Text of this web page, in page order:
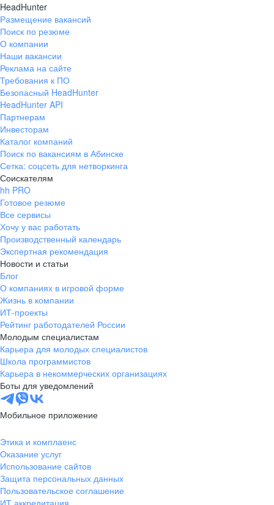
HeadHunter
Размещение вакансий
Поиск по резюме
О компании
Наши вакансии
Реклама на сайте
Требования к ПО
Безопасный HeadHunter
HeadHunter API
Партнерам
Инвесторам
Каталог компаний
Поиск по вакансиям в Абинске
Сетка: соцсеть для нетворкинга
Соискателям
hh PRO
Готовое резюме
Все сервисы
Хочу у вас работать
Производственный календарь
Экспертная рекомендация
Новости и статьи
Блог
О компаниях в игровой форме
Жизнь в компании
ИТ-проекты
Рейтинг работодателей России
Молодым специалистам
Карьера для молодых специалистов
Школа программистов
Карьера в некоммерческих организациях
Боты для уведомлений
Мобильное приложение
Этика и комплаенс
Оказание услуг
Использование сайтов
Защита персональных данных
Пользовательское соглашение